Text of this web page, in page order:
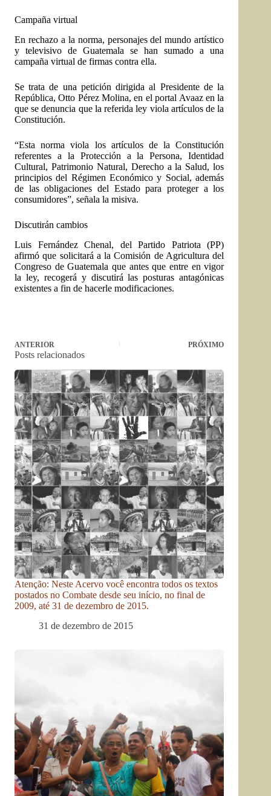
Campaña virtual
En rechazo a la norma, personajes del mundo artístico
y televisivo de Guatemala se han sumado a una
campaña virtual de firmas contra ella.
Se trata de una petición dirigida al Presidente de la
República, Otto Pérez Molina, en el portal Avaaz en la
que se denuncia que la referida ley viola artículos de la
Constitución.
“Esta norma viola los artículos de la Constitución
referentes a la Protección a la Persona, Identidad
Cultural, Patrimonio Natural, Derecho a la Salud, los
principios del Régimen Económico y Social, además
de las obligaciones del Estado para proteger a los
consumidores”, señala la misiva.
Discutirán cambios
Luis Fernández Chenal, del Partido Patriota (PP)
afirmó que solicitará a la Comisión de Agricultura del
Congreso de Guatemala que antes que entre en vigor
la ley, recogerá y discutirá las posturas antagónicas
existentes a fin de hacerle modificaciones.
ANTERIOR PRÓXIMO
Posts relacionados
Atenção: Neste Acervo você encontra todos os textos
postados no Combate desde seu início, no final de
2009, até 31 de dezembro de 2015.
31 de dezembro de 2015